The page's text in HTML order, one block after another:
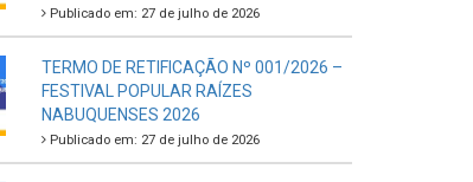
Publicado em: 27 de julho de 2026
TERMO DE RETIFICAÇÃO Nº 001/2026 –
FESTIVAL POPULAR RAÍZES
NABUQUENSES 2026
Publicado em: 27 de julho de 2026